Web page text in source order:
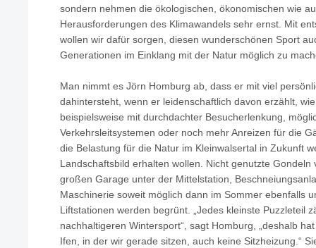
sondern nehmen die ökologischen, ökonomischen wie
Herausforderungen des Klimawandels sehr ernst. Mit
wollen wir dafür sorgen, diesen wunderschönen Sport
Generationen im Einklang mit der Natur möglich zu
Man nimmt es Jörn Homburg ab, dass er mit viel
dahintersteht, wenn er leidenschaftlich davon erzählt,
beispielsweise mit durchdachter Besucherlenkung,
Verkehrsleitsystemen oder noch mehr Anreizen für die
die Belastung für die Natur im Kleinwalsertal in Zukunft
Landschaftsbild erhalten wollen. Nicht genutzte
großen Garage unter der Mittelstation,
Maschinerie soweit möglich dann im Sommer ebenfalls
Liftstationen werden begrünt. „Jedes kleinste Puzzleteil
nachhaltigeren Wintersport“, sagt Homburg, „deshalb
Ifen, in der wir gerade sitzen, auch keine Sitzheizung.“